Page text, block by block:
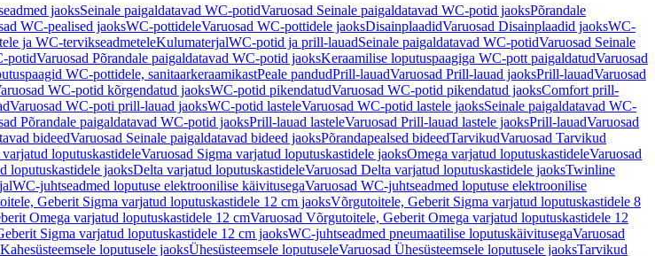
jaoksSeinale paigaldatavad WC-potidVaruosad Seinale paigaldatavad WC-potid jaoksPõrandale
WC-pealised jaoksWC-pottideleVaruosad WC-pottidele jaoksDisainplaadidVaruosad Disainplaadid jaoksWC-
ja WC-tervikseadmeteleKulumaterjalWC-potid ja prill-lauadSeinale paigaldatavad WC-potidVaruosad Seinale
potidVaruosad Põrandale paigaldatavad WC-potid jaoksKeraamilise loputuspaagiga WC-pott paigaldatudVaruosad
WC-pottidele, sanitaarkeraamikastPeale pandudPrill-lauadVaruosad Prill-lauad jaoksPrill-lauadVaruosad
WC-potid kõrgendatud jaoksWC-potid pikendatudVaruosad WC-potid pikendatud jaoksComfort prill-
Varuosad WC-poti prill-lauad jaoksWC-potid lasteleVaruosad WC-potid lastele jaoksSeinale paigaldatavad WC-
Põrandale paigaldatavad WC-potid jaoksPrill-lauad lasteleVaruosad Prill-lauad lastele jaoksPrill-lauadVaruosad
bideedVaruosad Seinale paigaldatavad bideed jaoksPõrandapealsed bideedTarvikudVaruosad Tarvikud
varjatud loputuskastideleVaruosad Sigma varjatud loputuskastidele jaoksOmega varjatud loputuskastideleVaruosad
loputuskastidele jaoksDelta varjatud loputuskastideleVaruosad Delta varjatud loputuskastidele jaoksTwinline
WC-juhtseadmed loputuse elektroonilise käivitusegaVaruosad WC-juhtseadmed loputuse elektroonilise
Geberit Sigma varjatud loputuskastidele 12 cm jaoksVõrgutoitele, Geberit Sigma varjatud loputuskastidele 8
Omega varjatud loputuskastidele 12 cmVaruosad Võrgutoitele, Geberit Omega varjatud loputuskastidele 12
Sigma varjatud loputuskastidele 12 cm jaoksWC-juhtseadmed pneumaatilise loputuskäivitusegaVaruosad
loputusele jaoksÜhesüsteemsele loputuseleVaruosad Ühesüsteemsele loputusele jaoksTarvikud